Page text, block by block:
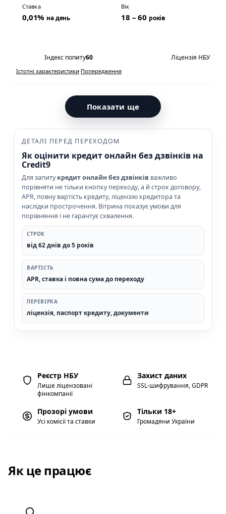
Ставка
0,01% на день
Вік
18 – 60 років
Індекс попиту60 Ліцензія НБУ
Істотні характеристики·Попередження
Показати ще
ДЕТАЛІ ПЕРЕД ПЕРЕХОДОМ
Як оцінити кредит онлайн без дзвінків на
Credit9
Для запитукредит онлайн без дзвінків важливо
порівняти не тільки кнопку переходу, а й строк договору,
APR, повну вартість кредиту, ліцензію кредитора та
наслідки прострочення. Вітрина показує умови для
порівняння і не гарантує схвалення.
СТРОК
від 62 днів до 5 років
ВАРТІСТЬ
APR, ставка і повна сума до переходу
ПЕРЕВІРКА
ліцензія, паспорт кредиту, документи
Реєстр НБУ
Лише ліцензовані
фінкомпанії
Захист даних
SSL-шифрування, GDPR
Прозорі умови
Усі комісії та ставки
Тільки 18+
Громадяни України
Як це працює